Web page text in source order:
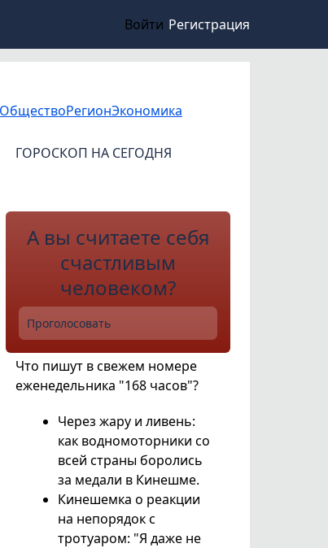
Войти Регистрация
ОбществоРегионЭкономика
ГОРОСКОП НА СЕГОДНЯ
А вы считаете себя
счастливым
человеком?
Проголосовать
Что пишут в свежем номере
еженедельника "168 часов"?
Через жару и ливень:
как водномоторники со
всей страны боролись
за медали в Кинешме.
Кинешемка о реакции
на непорядок с
тротуаром: "Я даже не